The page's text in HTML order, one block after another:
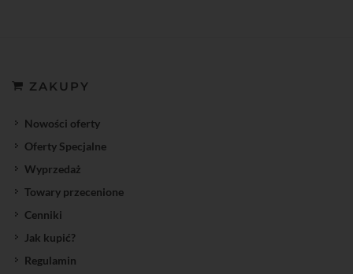
ZAKUPY
Nowości oferty
Oferty Specjalne
Wyprzedaż
Towary przecenione
Cenniki
Jak kupić?
Regulamin